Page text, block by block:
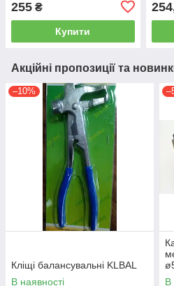
255 ₴
Купити
Акційні пропозиції та
–10%
Кліщі балансувальні KLBAL
В наявності
В